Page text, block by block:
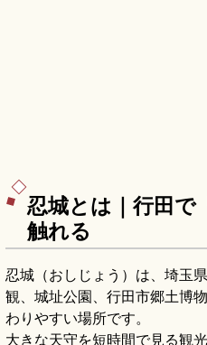
忍城とは｜行田で
触れる
忍城（おしじょう）は、埼玉
観、城址公園、行田市郷土博
わりやすい場所です。
大きな天守を短時間で見る観